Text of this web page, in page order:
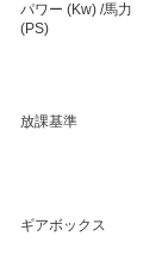
パワー (Kw) /馬力
(PS)
放課基準
ギアボックス